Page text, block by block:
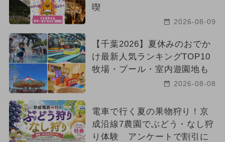
喫
2026-08-09
【千葉2026】夏休みのおでか
け最新人気ランキングTOP10
牧場・プール・室内遊園地も
2026-08-08
電車で行く夏の果物狩り！京
成沿線7農園でぶどう・なし狩
り体験 アンケートで割引に